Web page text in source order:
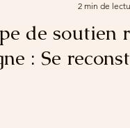
de soutien
: Se
2 min de